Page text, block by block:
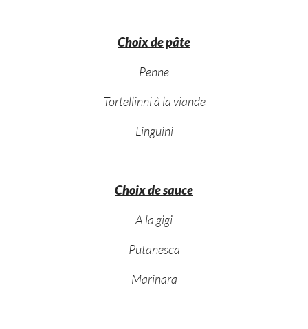
Choix de pâte
Penne
Tortellinni à la viande
Linguini
Choix de sauce
A la gigi
Putanesca
Marinara